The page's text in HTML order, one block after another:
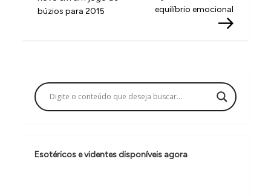
e
ç
ã
o
e
búzios para 2015
equilíbrio emocional
Esotéricos e videntes disponíveis agora